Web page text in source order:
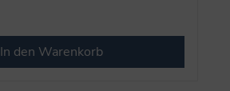
In den Warenkorb